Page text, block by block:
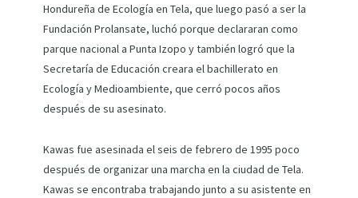
Hondureña de Ecología en Tela, que luego pasó a ser la
Fundación Prolansate, luchó porque declararan como
parque nacional a Punta Izopo y también logró que la
Secretaría de Educación creara el bachillerato en
Ecología y Medioambiente, que cerró pocos años
después de su asesinato.
Kawas fue asesinada el seis de febrero de 1995 poco
después de organizar una marcha en la ciudad de Tela.
Kawas se encontraba trabajando junto a su asistente en